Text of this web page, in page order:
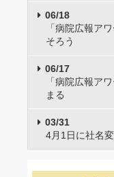
06/18
「病院広報ア
そろう
06/17
「病院広報ア
まる
03/31
4月1日に社名